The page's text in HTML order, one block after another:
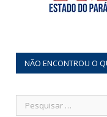
NÃO ENCONTROU O